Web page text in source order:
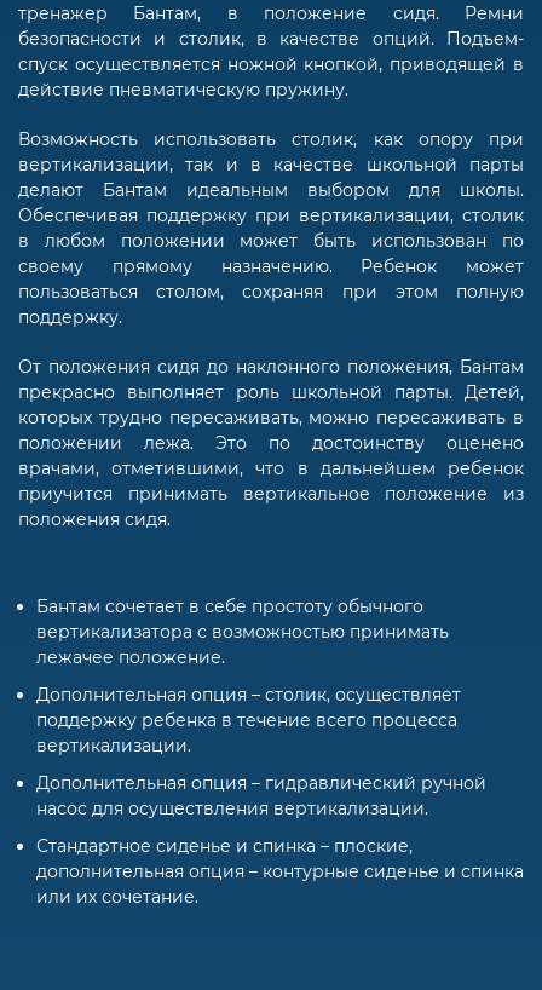
тренажер Бантам, в положение сидя. Ремни
безопасности и столик, в качестве опций. Подъем-
спуск осуществляется ножной кнопкой, приводящей в
действие пневматическую пружину.
Возможность использовать столик, как опору при
вертикализации, так и в качестве школьной парты
делают Бантам идеальным выбором для школы.
Обеспечивая поддержку при вертикализации, столик
в любом положении может быть использован по
своему прямому назначению. Ребенок может
пользоваться столом, сохраняя при этом полную
поддержку.
От положения сидя до наклонного положения, Бантам
прекрасно выполняет роль школьной парты. Детей,
которых трудно пересаживать, можно пересаживать в
положении лежа. Это по достоинству оценено
врачами, отметившими, что в дальнейшем ребенок
приучится принимать вертикальное положение из
положения сидя.
Бантам сочетает в себе простоту обычного
вертикализатора с возможностью принимать
лежачее положение.
Дополнительная опция – столик, осуществляет
поддержку ребенка в течение всего процесса
вертикализации.
Дополнительная опция – гидравлический ручной
насос для осуществления вертикализации.
Стандартное сиденье и спинка – плоские,
дополнительная опция – контурные сиденье и спинка
или их сочетание.